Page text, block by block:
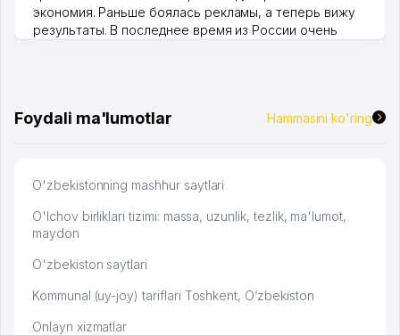
экономия. Раньше боялась рекламы, а теперь вижу
результаты. В последнее время из России очень
Foydali ma'lumotlar Hammasini ko'ring
O'zbekistonning mashhur saytlari
O'lchov birliklari tizimi: massa, uzunlik, tezlik, ma'lumot,
maydon
O'zbekiston saytlari
Kommunal (uy-joy) tariflari Toshkent, O‘zbekiston
Onlayn xizmatlar